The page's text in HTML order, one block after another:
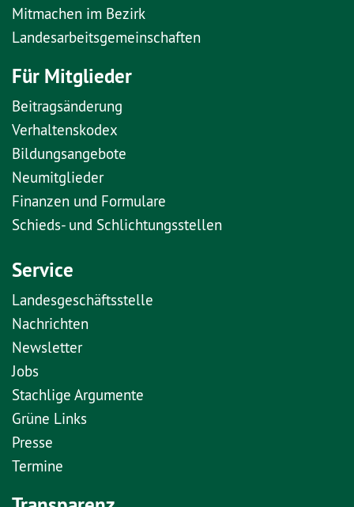
Mitmachen im Bezirk
Landesarbeitsgemeinschaften
Für Mitglieder
Beitragsänderung
Verhaltenskodex
Bildungsangebote
Neumitglieder
Finanzen und Formulare
Schieds- und Schlichtungsstellen
Service
Landesgeschäftsstelle
Nachrichten
Newsletter
Jobs
Stachlige Argumente
Grüne Links
Presse
Termine